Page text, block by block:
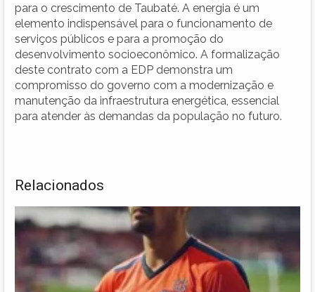
para o crescimento de Taubaté. A energia é um
elemento indispensável para o funcionamento de
serviços públicos e para a promoção do
desenvolvimento socioeconômico. A formalização
deste contrato com a EDP demonstra um
compromisso do governo com a modernização e
manutenção da infraestrutura energética, essencial
para atender às demandas da população no futuro.
Relacionados